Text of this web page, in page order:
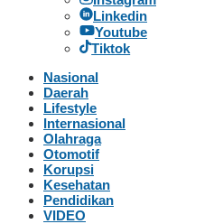
Linkedin
Youtube
Tiktok
Nasional
Daerah
Lifestyle
Internasional
Olahraga
Otomotif
Korupsi
Kesehatan
Pendidikan
VIDEO